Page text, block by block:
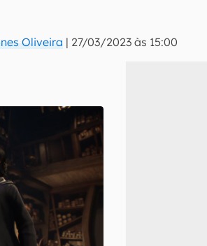
Oliveira | 27/03/2023 às 15:00
notícias e reviews sobre tecnologia
inscreva-se
Termos de Uso e Política de Privacidade do